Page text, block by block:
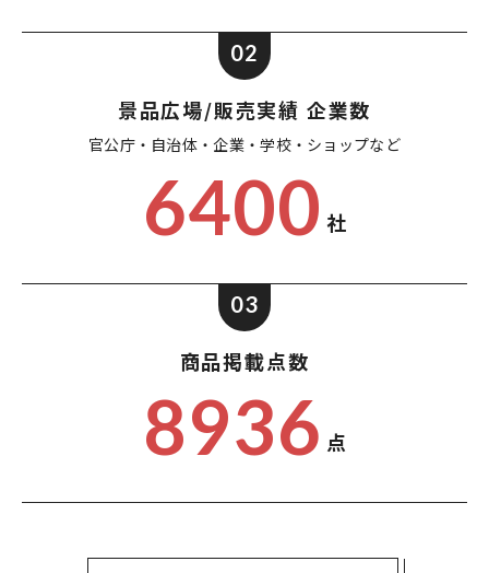
02
景品広場/販売実績 企業数
官公庁・自治体・企業・学校・ショップなど
6400 社
03
商品掲載点数
8936 点